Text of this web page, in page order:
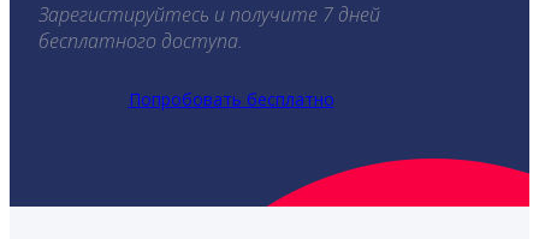
Зарегистируйтесь и получите 7 дней
бесплатного доступа.
Попробовать бесплатно